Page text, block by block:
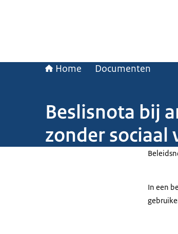
Home Documenten
Beslisnota bij
zonder sociaal
In een